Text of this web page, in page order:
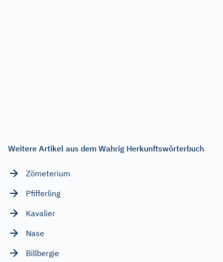
Weitere Artikel aus dem Wahrig Herkunftswörterbuch
Zömeterium
Pfifferling
Kavalier
Nase
Billbergie